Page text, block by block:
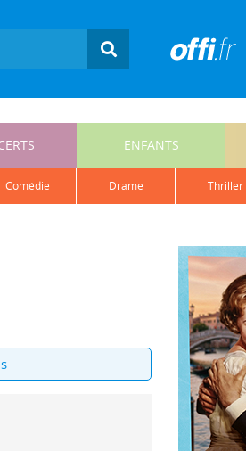
ENFANTS
comédie drame thriller